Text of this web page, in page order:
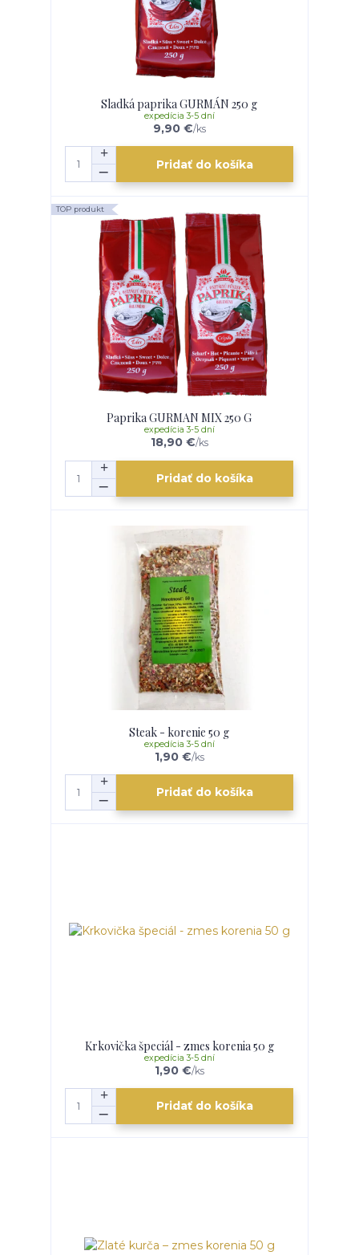
Sladká paprika GURMÁN 250 g
9,90 €/ks
expedícia 3-5 dní
Pridať do košíka
TOP produkt
Paprika GURMAN MIX 250 G
18,90 €/ks
expedícia 3-5 dní
Pridať do košíka
Steak - korenie 50 g
1,90 €/ks
expedícia 3-5 dní
Pridať do košíka
Krkovička špeciál - zmes korenia 50 g
1,90 €/ks
expedícia 3-5 dní
Pridať do košíka